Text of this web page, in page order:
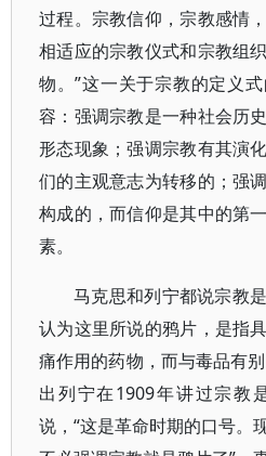
过程。宗教信仰，宗教感情
相适应的宗教仪式和宗教组
物。”这一关于宗教的定义
容：强调宗教是一种社会历
形态现象；强调宗教有其演
们的主观意志为转移的；强
构成的，而信仰是其中的第
素。
马克思和列宁都说宗教
认为这里所说的鸦片，是指
痛作用的药物，而与毒品有
出列宁在1909年讲过宗教
说，“这是革命时期的口号。